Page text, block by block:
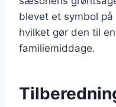
blevet et symbol
hvilket gør den til
familiemiddage.